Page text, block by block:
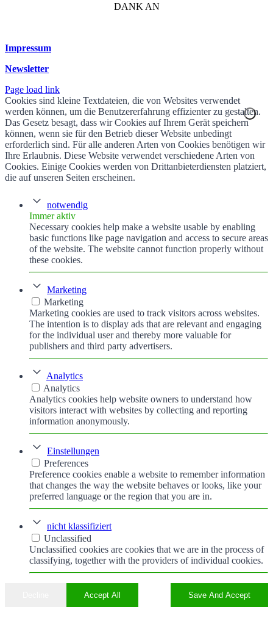
DANK AN
Impressum
Newsletter
Page load link
Cookies sind kleine Textdateien, die von Websites verwendet
werden können, um die Benutzererfahrung effizienter zu gestalten.
Das Gesetz besagt, dass wir Cookies auf Ihrem Gerät speichern
können, wenn sie für den Betrieb dieser Website unbedingt
erforderlich sind. Für alle anderen Arten von Cookies benötigen wir
Ihre Erlaubnis. Diese Website verwendet verschiedene Arten von
Cookies. Einige Cookies werden von Drittanbieterdiensten platziert,
die auf unseren Seiten erscheinen.
notwendig
Immer aktiv
Necessary cookies help make a website usable by enabling
basic functions like page navigation and access to secure areas
of the website. The website cannot function properly without
these cookies.
Marketing
Marketing
Marketing cookies are used to track visitors across websites.
The intention is to display ads that are relevant and engaging
for the individual user and thereby more valuable for
publishers and third party advertisers.
Analytics
Analytics
Analytics cookies help website owners to understand how
visitors interact with websites by collecting and reporting
information anonymously.
Einstellungen
Preferences
Preference cookies enable a website to remember information
that changes the way the website behaves or looks, like your
preferred language or the region that you are in.
nicht klassifiziert
Unclassified
Unclassified cookies are cookies that we are in the process of
classifying, together with the providers of individual cookies.
Accept All Save And Accept